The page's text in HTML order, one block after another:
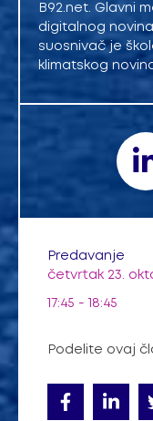
B92.net. Glavni
digitalnog
suosnivač je
klimatskog
Predavanje
četvrtak 23.
17:45 - 18:45
Podelite ovaj